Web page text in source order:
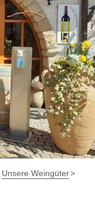
Unsere Weingüter